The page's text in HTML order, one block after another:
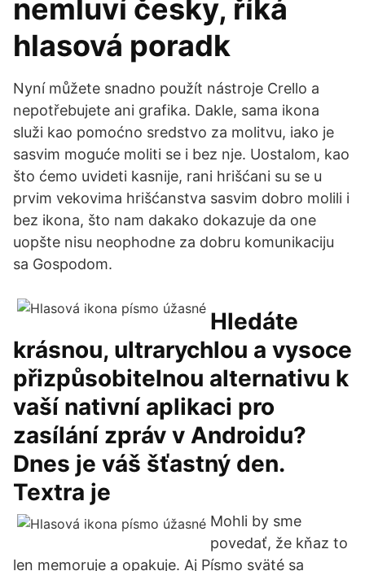
nemluví česky, říká
hlasová poradk
Nyní můžete snadno použít nástroje Crello a
nepotřebujete ani grafika. Dakle, sama ikona
služi kao pomoćno sredstvo za molitvu, iako je
sasvim moguće moliti se i bez nje. Uostalom, kao
što ćemo uvideti kasnije, rani hrišćani su se u
prvim vekovima hrišćanstva sasvim dobro molili i
bez ikona, što nam dakako dokazuje da one
uopšte nisu neophodne za dobru komunikaciju
sa Gospodom.
Hledáte
krásnou, ultrarychlou a vysoce
přizpůsobitelnou alternativu k
vaší nativní aplikaci pro
zasílání zpráv v Androidu?
Dnes je váš šťastný den.
Textra je
Mohli by sme
povedať, že kňaz to
len memoruje a opakuje. Aj Písmo sväté sa